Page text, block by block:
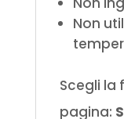
Non
Scegli la
pagina: